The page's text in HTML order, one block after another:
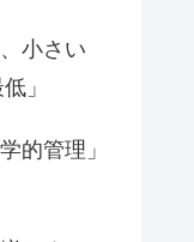
小さい
」
的管理」